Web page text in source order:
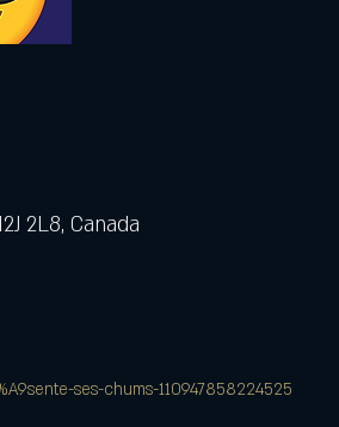
2L8, Canada
ses-chums-110947858224525